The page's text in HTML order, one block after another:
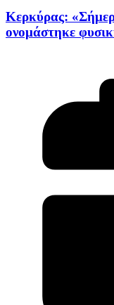
Κερκύρας:
ονομάστηκε